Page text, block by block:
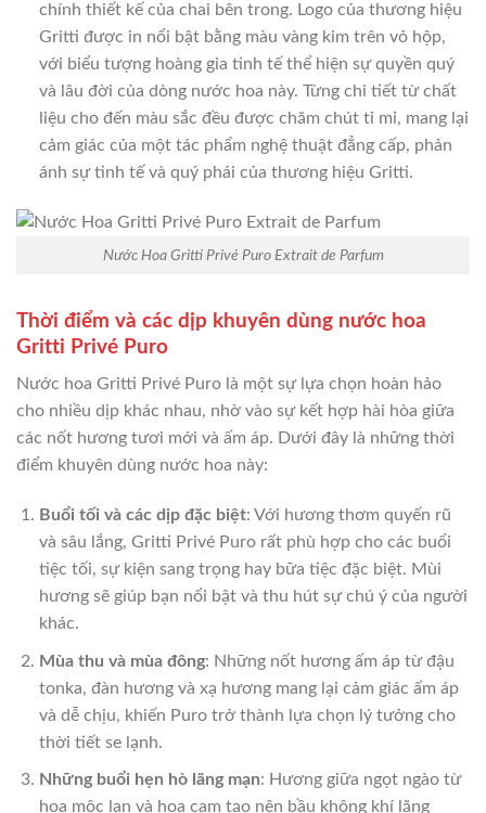
chính thiết kế của chai bên trong. Logo của thương hiệu
Gritti được in nổi bật bằng màu vàng kim trên vỏ hộp,
với biểu tượng hoàng gia tinh tế thể hiện sự quyền quý
và lâu đời của dòng nước hoa này. Từng chi tiết từ chất
liệu cho đến màu sắc đều được chăm chút tỉ mỉ, mang lại
cảm giác của một tác phẩm nghệ thuật đẳng cấp, phản
ánh sự tinh tế và quý phái của thương hiệu Gritti.
Nước Hoa Gritti Privé Puro Extrait de Parfum
Thời điểm và các dịp khuyên dùng nước hoa
Gritti Privé Puro
Nước hoa Gritti Privé Puro là một sự lựa chọn hoàn hảo
cho nhiều dịp khác nhau, nhờ vào sự kết hợp hài hòa giữa
các nốt hương tươi mới và ấm áp. Dưới đây là những thời
điểm khuyên dùng nước hoa này:
Buổi tối và các dịp đặc biệt: Với hương thơm quyến rũ
và sâu lắng, Gritti Privé Puro rất phù hợp cho các buổi
tiệc tối, sự kiện sang trọng hay bữa tiệc đặc biệt. Mùi
hương sẽ giúp bạn nổi bật và thu hút sự chú ý của người
khác.
Mùa thu và mùa đông: Những nốt hương ấm áp từ đậu
tonka, đàn hương và xạ hương mang lại cảm giác ấm áp
và dễ chịu, khiến Puro trở thành lựa chọn lý tưởng cho
thời tiết se lạnh.
Những buổi hẹn hò lãng mạn: Hương giữa ngọt ngào từ
hoa mộc lan và hoa cam tạo nên bầu không khí lãng